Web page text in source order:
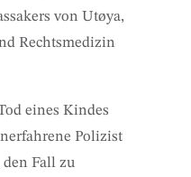
von Utøya,
Rechtsmedizin
eines Kindes
Polizist
Fall zu